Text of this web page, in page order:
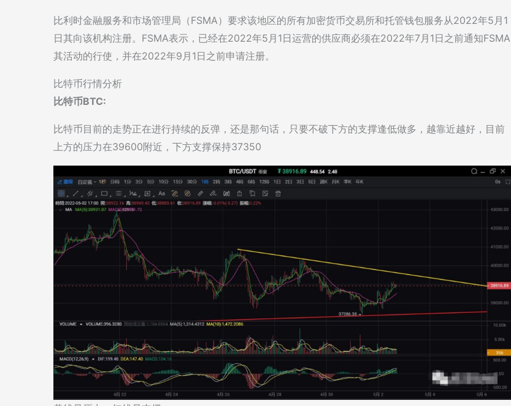
比利时金融服务和市场管理局（FSMA）要求该地区的所有加密货币交易所和托管钱包服务从2022年5月1
日其向该机构注册。FSMA表示，已经在2022年5月1日运营的供应商必须在2022年7月1日之前通知FSMA
其活动的行使，并在2022年9月1日之前申请注册。
比特币行情分析
比特币BTC:
比特币目前的走势正在进行持续的反弹，还是那句话，只要不破下方的支撑逢低做多，越靠近越好，目前
上方的压力在39600附近，下方支撑保持37350